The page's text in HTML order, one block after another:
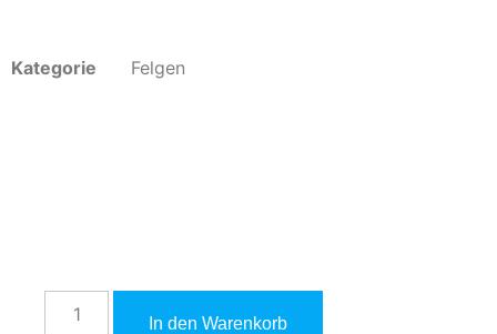
Kategorie Felgen
In den Warenkorb